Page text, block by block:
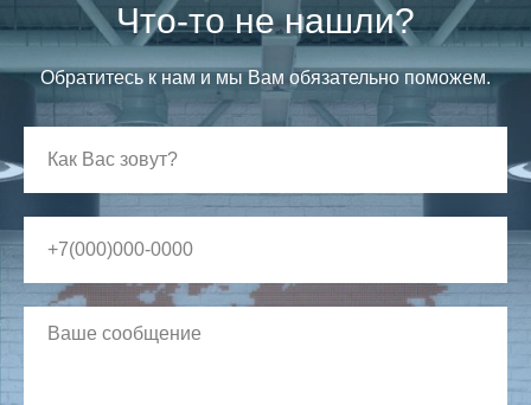
Что-то не нашли?
Обратитесь к нам и мы Вам обязательно поможем.